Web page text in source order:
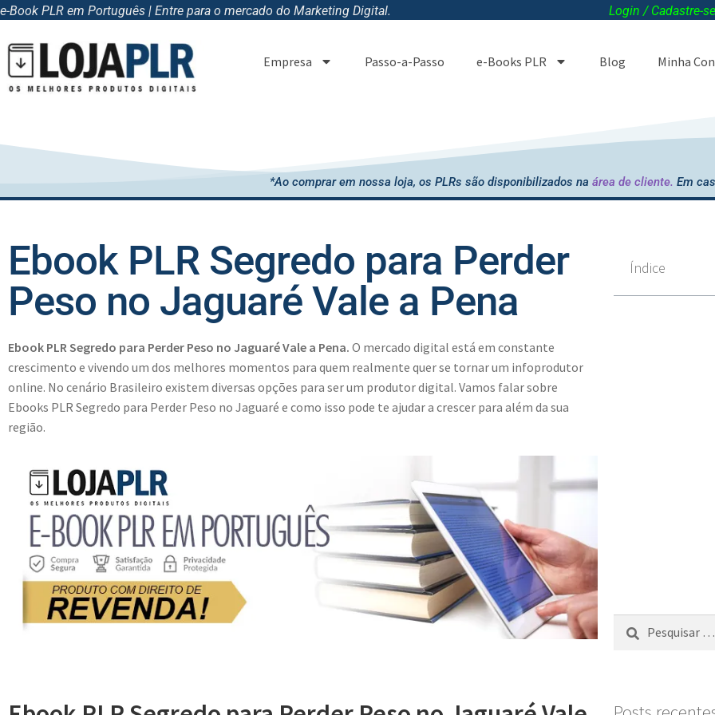
e-Book PLR em Português | Entre para o mercado do Marketing Digital. Login / Cadastre-
Empresa Passo-a-Passo e-Books PLR Blog Minha
*Ao comprar em nossa loja, os PLRs são disponibilizados na área de cliente. Em
Ebook PLR Segredo para Perder
Peso no Jaguaré Vale a Pena
Ebook PLR Segredo para Perder Peso no Jaguaré Vale a Pena. O mercado digital está em constante
crescimento e vivendo um dos melhores momentos para quem realmente quer se tornar um infoprodutor
online. No cenário Brasileiro existem diversas opções para ser um produtor digital. Vamos falar sobre
Ebooks PLR Segredo para Perder Peso no Jaguaré e como isso pode te ajudar a crescer para além da sua
região.
Índice